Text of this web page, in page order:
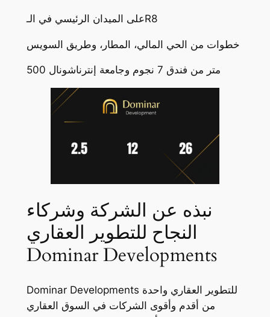
على الميدان الرئيسي في الـR8
خطوات من الحي المالي، المطار، وطريق السويس
500 متر من فندق 7 نجوم وجامعة إنترناشونال
نبذه عن الشركة وشركاء
النجاح للتطوير العقاري
Dominar Developments
Dominar Developments للتطوير العقاري واحدة
من أقدم وأقوى الشركات في السوق العقاري